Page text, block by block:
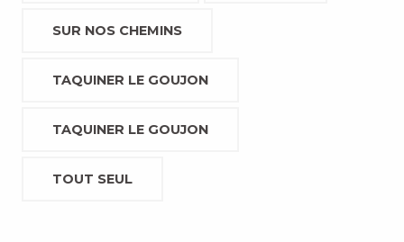
SUR NOS CHEMINS
TAQUINER LE GOUJON
TAQUINER LE GOUJON
TOUT SEUL